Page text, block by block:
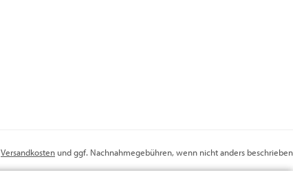
Versandkostenund ggf. Nachnahmegebühren, wenn nicht anders beschrieben